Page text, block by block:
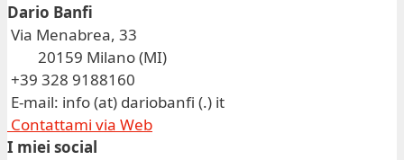
Dario Banfi
Via Menabrea, 33
20159 Milano (MI)
+39 328 9188160
E-mail: info (at) dariobanfi (.) it
Contattami via Web
I miei social